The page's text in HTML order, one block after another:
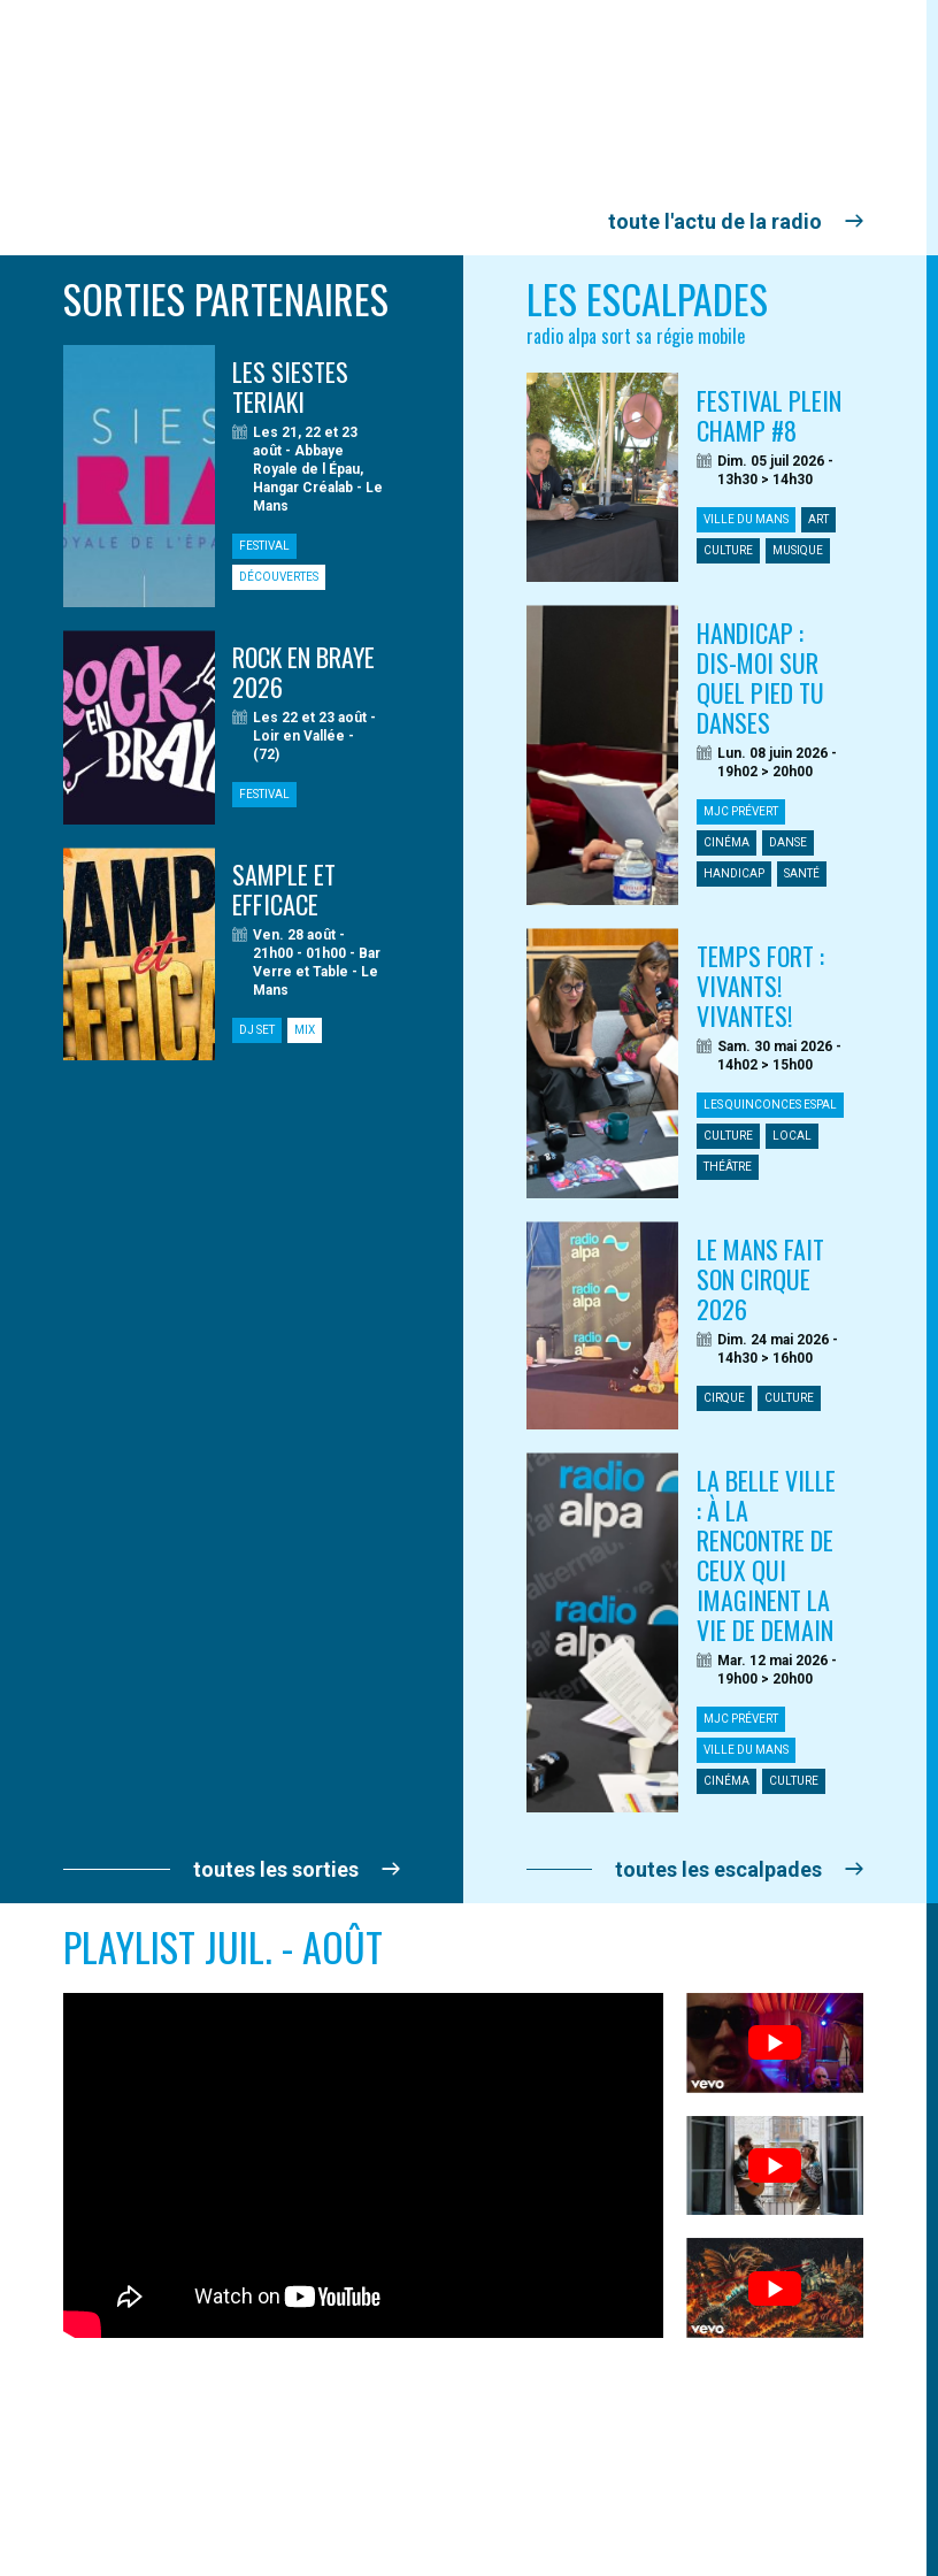
toute l'actu de la radio
SORTIES PARTENAIRES
LES SIESTES
TERIAKI
Les 21, 22 et 23
août - Abbaye
Royale de l Épau,
Hangar Créalab - Le
Mans
FESTIVAL
DÉCOUVERTES
ROCK EN BRAYE
2026
Les 22 et 23 août -
Loir en Vallée -
(72)
FESTIVAL
SAMPLE ET
EFFICACE
Ven. 28 août -
21h00 - 01h00 - Bar
Verre et Table - Le
Mans
DJ SET MIX
toutes les sorties
LES ESCALPADES
radio alpa sort sa régie mobile
FESTIVAL PLEIN
CHAMP #8
Dim. 05 juil 2026 -
13h30 > 14h30
VILLE DU MANS ART
CULTURE MUSIQUE
HANDICAP :
DIS-MOI SUR
QUEL PIED TU
DANSES
Lun. 08 juin 2026 -
19h02 > 20h00
MJC PRÉVERT
CINÉMA DANSE
HANDICAP SANTÉ
TEMPS FORT :
VIVANTS!
VIVANTES!
Sam. 30 mai 2026 -
14h02 > 15h00
LES QUINCONCES ESPAL
CULTURE LOCAL
THÉÂTRE
LE MANS FAIT
SON CIRQUE
2026
Dim. 24 mai 2026 -
14h30 > 16h00
CIRQUE CULTURE
LA BELLE VILLE
: À LA
RENCONTRE DE
CEUX QUI
IMAGINENT LA
VIE DE DEMAIN
Mar. 12 mai 2026 -
19h00 > 20h00
MJC PRÉVERT
VILLE DU MANS
CINÉMA CULTURE
toutes les escalpades
PLAYLIST JUIL. - AOÛT